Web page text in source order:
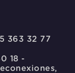
363 32 77
18 -